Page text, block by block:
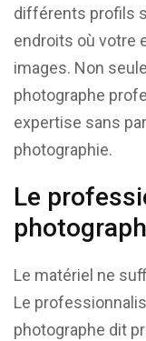
différents profils
endroits où votre
images. Non
photographe
expertise sans
photographie.
Le
Le matériel ne
Le
photographe dit